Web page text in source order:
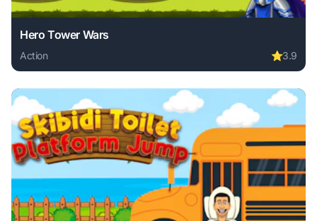
Hero Tower Wars
Action ⭐3.9
Play Hero Tower Wars online free. action game, no